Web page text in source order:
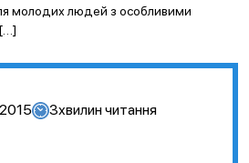
молодих людей з особливими
3хвилин читання